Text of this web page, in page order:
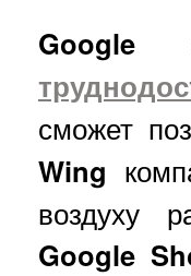
Google
сможет
Wing
воздуху
Google